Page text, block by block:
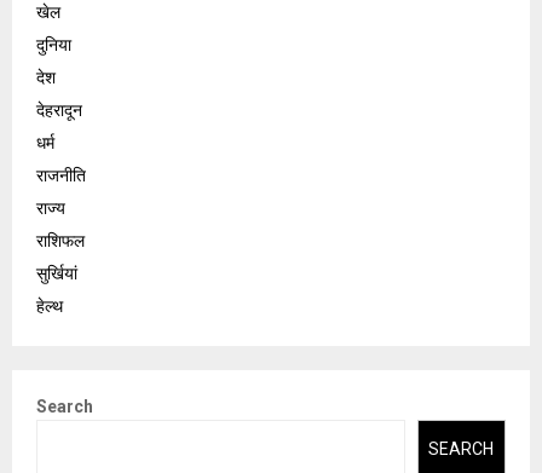
खेल
दुनिया
देश
देहरादून
धर्म
राजनीति
राज्य
राशिफल
सुर्खियां
हेल्थ
Search
SEARCH